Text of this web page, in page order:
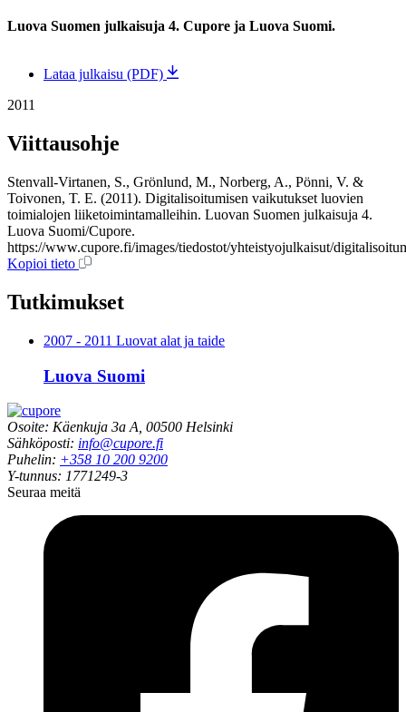
Luova Suomen julkaisuja 4. Cupore ja Luova Suomi.
Lataa julkaisu (PDF)
2011
Viittausohje
Stenvall-Virtanen, S., Grönlund, M., Norberg, A., Pönni, V. &
Toivonen, T. E. (2011). Digitalisoitumisen vaikutukset luovien
toimialojen liiketoimintamalleihin. Luovan Suomen julkaisuja 4.
Luova Suomi/Cupore.
https://www.cupore.fi/images/tiedostot/yhteistyojulkaisut/
Kopioi tieto
Tutkimukset
2007 - 2011 Luovat alat ja taide
Luova Suomi
Osoite: Käenkuja 3a A, 00500 Helsinki
Sähköposti: info@cupore.fi
Puhelin: +358 10 200 9200
Y-tunnus: 1771249-3
Seuraa meitä